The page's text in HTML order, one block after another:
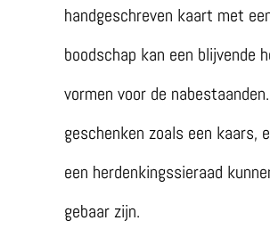
handgeschreven kaart met
boodschap kan een blijvende
vormen voor de
geschenken zoals een kaars,
een herdenkingssieraad
gebaar zijn.